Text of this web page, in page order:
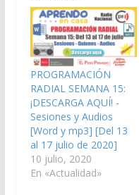
PROGRAMACIÓN
RADIAL SEMANA 15:
¡DESCARGA AQUÍ! -
Sesiones y Audios
[Word y mp3] [Del 13
al 17 julio de 2020]
10 julio, 2020
En «Actualidad»